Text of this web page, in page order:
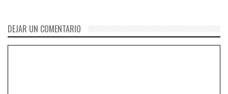
DEJAR UN COMENTARIO